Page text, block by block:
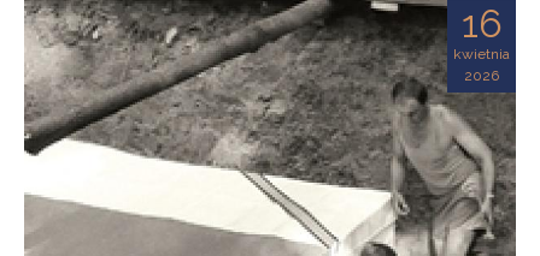
16
kwietnia
2026